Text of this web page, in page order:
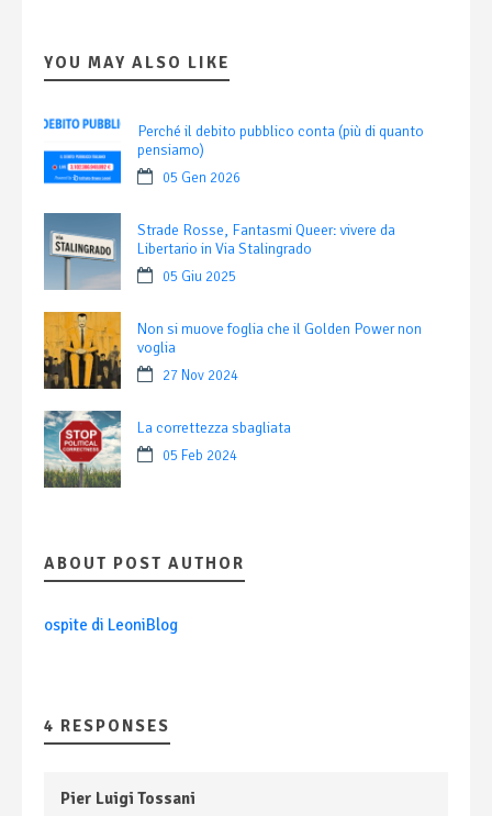
YOU MAY ALSO LIKE
Perché il debito pubblico conta (più di quanto
pensiamo)
05 Gen 2026
Strade Rosse, Fantasmi Queer: vivere da
Libertario in Via Stalingrado
05 Giu 2025
Non si muove foglia che il Golden Power non
voglia
27 Nov 2024
La correttezza sbagliata
05 Feb 2024
ABOUT POST AUTHOR
ospite di LeoniBlog
4 RESPONSES
Pier Luigi Tossani